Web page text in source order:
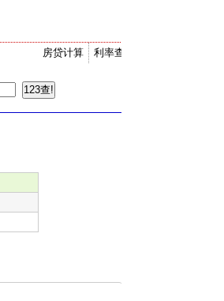
利率查询
房贷计算